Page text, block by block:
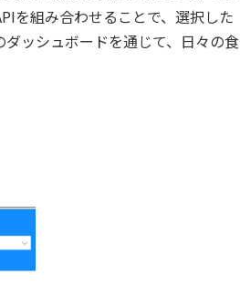
を組み合わせることで、選択した
ッシュボードを通じて、日々の食